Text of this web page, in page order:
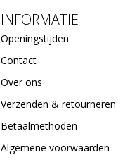
INFORMATIE
Openingstijden
Contact
Over ons
Verzenden & retourneren
Betaalmethoden
Algemene voorwaarden